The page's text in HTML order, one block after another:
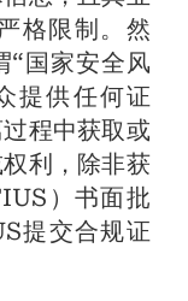
格限制。然
“国家安全风
提供任何证
程中获取或
利，除非获
）书面批
提交合规证